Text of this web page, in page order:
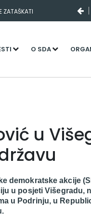
ZATAŠKATIPREVID,
KADROVI
O SDA
u
demokratske akcije
u posjeti Višegradu,
u Podrinju, u